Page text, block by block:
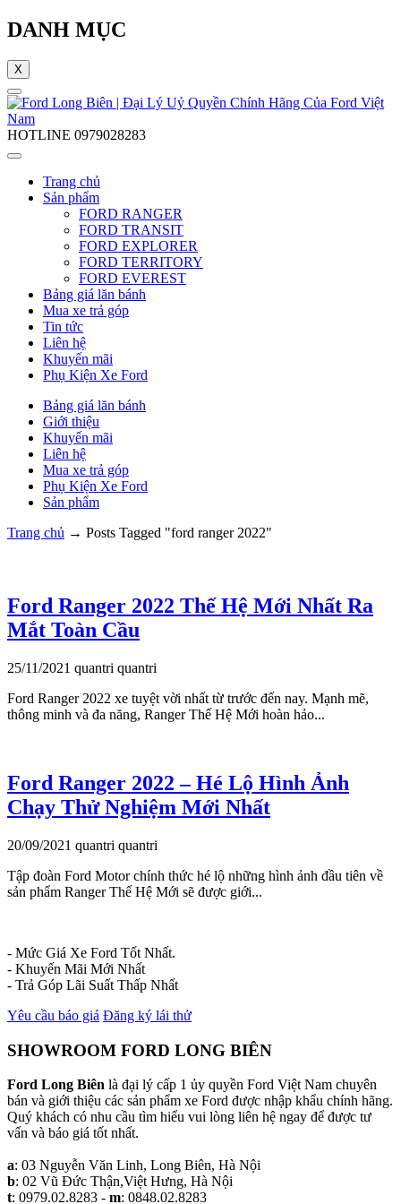
DANH MỤC
X
HOTLINE 0979028283
Trang chủ
Sản phẩm
FORD RANGER
FORD TRANSIT
FORD EXPLORER
FORD TERRITORY
FORD EVEREST
Bảng giá lăn bánh
Mua xe trả góp
Tin tức
Liên hệ
Khuyến mãi
Phụ Kiện Xe Ford
Bảng giá lăn bánh
Giới thiệu
Khuyến mãi
Liên hệ
Mua xe trả góp
Phụ Kiện Xe Ford
Sản phẩm
Trang chủ → Posts Tagged "ford ranger 2022"
Ford Ranger 2022 Thế Hệ Mới Nhất Ra
Mắt Toàn Cầu
25/11/2021 quantri quantri
Ford Ranger 2022 xe tuyệt vời nhất từ trước đến nay. Mạnh mẽ,
thông minh và đa năng, Ranger Thế Hệ Mới hoàn hảo...
Ford Ranger 2022 – Hé Lộ Hình Ảnh
Chạy Thử Nghiệm Mới Nhất
20/09/2021 quantri quantri
Tập đoàn Ford Motor chính thức hé lộ những hình ảnh đầu tiên về
sản phẩm Ranger Thế Hệ Mới sẽ được giới...
- Mức Giá Xe Ford Tốt Nhất.
- Khuyến Mãi Mới Nhất
- Trả Góp Lãi Suất Thấp Nhất
Yêu cầu báo giá Đăng ký lái thử
SHOWROOM FORD LONG BIÊN
Ford Long Biên là đại lý cấp 1 ủy quyền Ford Việt Nam chuyên
bán và giới thiệu các sản phẩm xe Ford được nhập khẩu chính hãng.
Quý khách có nhu cầu tìm hiểu vui lòng liên hệ ngay để được tư
vấn và báo giá tốt nhất.
a: 03 Nguyễn Văn Linh, Long Biên, Hà Nội
b: 02 Vũ Đức Thận,Việt Hưng, Hà Nội
t: 0979.02.8283 - m: 0848.02.8283